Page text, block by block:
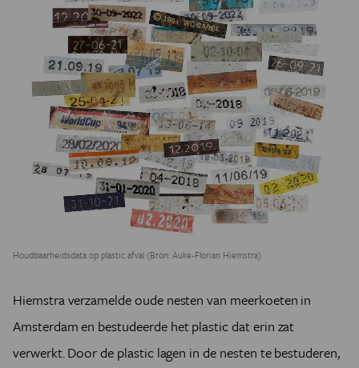
Houdbaarheidsdata op plastic afval (Bron: Auke-Florian Hiemstra)
Hiemstra verzamelde oude nesten van meerkoeten in
Amsterdam en bestudeerde het plastic dat erin zat
verwerkt. Door de plastic lagen in de nesten te bestuderen,